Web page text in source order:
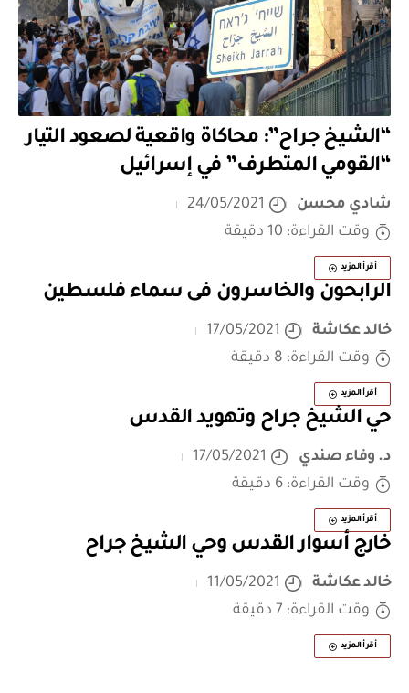
“الشيخ جراح”: محاكاة واقعية لصعود التيار
“القومي المتطرف” في إسرائيل
شادي محسن
24/05/2021
وقت القراءة: 10 دقيقة
أقرأ المزيد
الرابحون والخاسرون فى سماء فلسطين
خالد عكاشة
17/05/2021
وقت القراءة: 8 دقيقة
أقرأ المزيد
حي الشيخ جراح وتهويد القدس
د. وفاء صندي
17/05/2021
وقت القراءة: 6 دقيقة
أقرأ المزيد
خارج أسوار القدس وحي الشيخ جراح
خالد عكاشة
11/05/2021
وقت القراءة: 7 دقيقة
أقرأ المزيد